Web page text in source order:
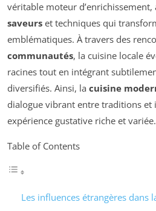
véritable moteur
saveurs et techniques qui
emblématiques. À travers des
communautés, la cuisine locale
racines tout en intégrant
diversifiés. Ainsi, la cuisine
dialogue vibrant entre traditions
expérience gustative riche et variée.
Table of Contents
Les influences étrangères dans